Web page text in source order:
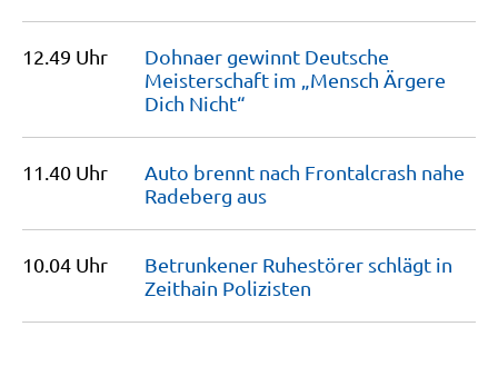
12.49 Uhr
Dohnaer gewinnt Deutsche
Meisterschaft im „Mensch Ärgere
Dich Nicht“
11.40 Uhr
Auto brennt nach Frontalcrash nahe
Radeberg aus
10.04 Uhr
Betrunkener Ruhestörer schlägt in
Zeithain Polizisten